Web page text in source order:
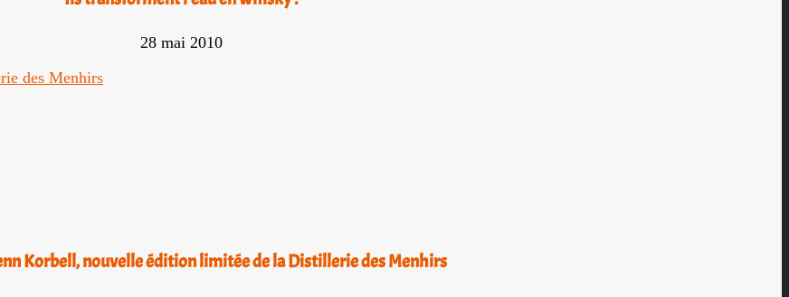
28 mai 2010
Korbell, nouvelle édition limitée de la Distillerie des Menhirs